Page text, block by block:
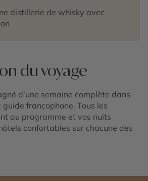
distillerie de whisky avec
du voyage
d’une semaine complète dans
francophone. Tous les
au programme et vos nuits
confortables sur chacune des